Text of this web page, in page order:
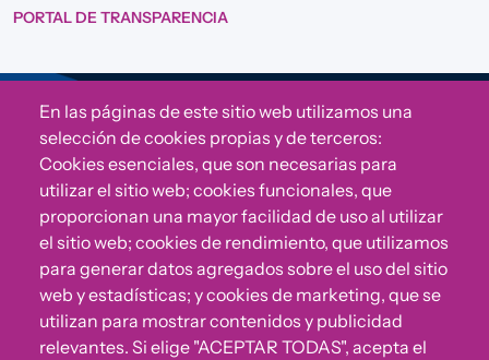
PORTAL DE TRANSPARENCIA
Sigue a Comunidad CONVIVE
En las páginas de este sitio web utilizamos una
selección de cookies propias y de terceros:
Cookies esenciales, que son necesarias para
utilizar el sitio web; cookies funcionales, que
proporcionan una mayor facilidad de uso al utilizar
el sitio web; cookies de rendimiento, que utilizamos
para generar datos agregados sobre el uso del sitio
web y estadísticas; y cookies de marketing, que se
utilizan para mostrar contenidos y publicidad
relevantes. Si elige "ACEPTAR TODAS", acepta el